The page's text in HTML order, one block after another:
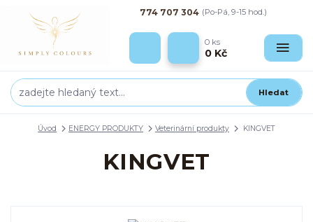
Hledat
774 707 304 (Po-Pá, 9-15 hod.)
0 ks
0 Kč
Úvod ENERGY PRODUKTY Veterinární produkty KINGVET
KINGVET